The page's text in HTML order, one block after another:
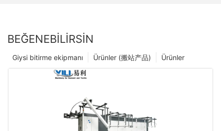
BEĞENEBILIRSIN
Ürünler
Ürünler (搬站产品)
Giysi bitirme ekipmanı